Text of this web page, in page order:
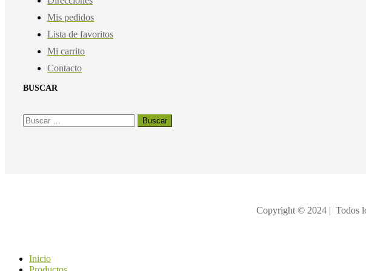
Mis pedidos
Lista de favoritos
Mi carrito
Contacto
BUSCAR
Buscar:
Copyright © 2024 | Todos
Inicio